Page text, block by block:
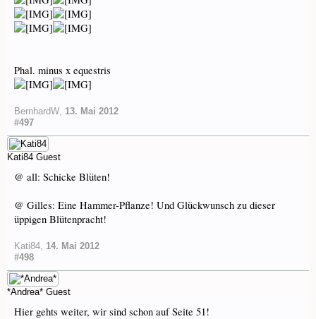
Phal. minus x equestris
BernhardW 13. Mai 2012
#497
Kati84 Guest
@ all: Schicke Blüten!
@ Gilles: Eine Hammer-Pflanze! Und Glückwunsch zu dieser
üppigen Blütenpracht!
Kati84 14. Mai 2012
#498
*Andrea* Guest
Hier gehts weiter, wir sind schon auf Seite 51!